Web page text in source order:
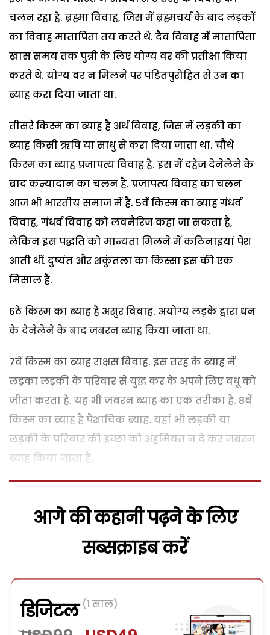
चलन रहा है. ब्रह्मा विवाह, जिस में ब्रह्मचर्य के बाद लड़कों
का विवाह मातापिता तय करते थे. दैव विवाह में मातापिता
खास समय तक पुत्री के लिए योग्य वर की प्रतीक्षा किया
करते थे. योग्य वर न मिलने पर पंडितपुरोहित से उन का
ब्याह करा दिया जाता था.
तीसरे किस्म का ब्याह है अर्थ विवाह, जिस में लड़की का
ब्याह किसी ऋषि या साधु से करा दिया जाता था. चौथे
किस्म का ब्याह प्रजापत्य विवाह है. इस में दहेज देनेलेने के
बाद कन्यादान का चलन है. प्रजापत्य विवाह का चलन
आज भी भारतीय समाज में है. 5वें किस्म का ब्याह गंधर्व
विवाह, गंधर्व विवाह को लवमैरिज कहा जा सकता है,
लेकिन इस पद्धति को मान्यता मिलने में कठिनाइयां पेश
आती थीं. दुष्यंत और शकुंतला का किस्सा इस की एक
मिसाल है.
6ठे किस्म का ब्याह है असुर विवाह. अयोग्य लड़के द्वारा धन
के देनेलेने के बाद जबरन ब्याह किया जाता था.
7वें किस्म का ब्याह राक्षस विवाह. इस तरह के ब्याह में
लड़का लड़की के परिवार से युद्ध कर के अपने लिए वधू को
जीता करता है. यह भी जबरन ब्याह का एक तरीका है. 8वें
किस्म का ब्याह है पैशाचिक ब्याह. यहां भी लड़की या
लड़की के परिवार की इच्छा को अहमियत न दे कर जबरन
ब्याह किया जाता है.
आगे की कहानी पढ़ने के लिए
सब्सक्राइब करें
डिजिटल (1 साल)